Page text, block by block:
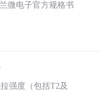
微电子官方规格书
强度（包括T2及